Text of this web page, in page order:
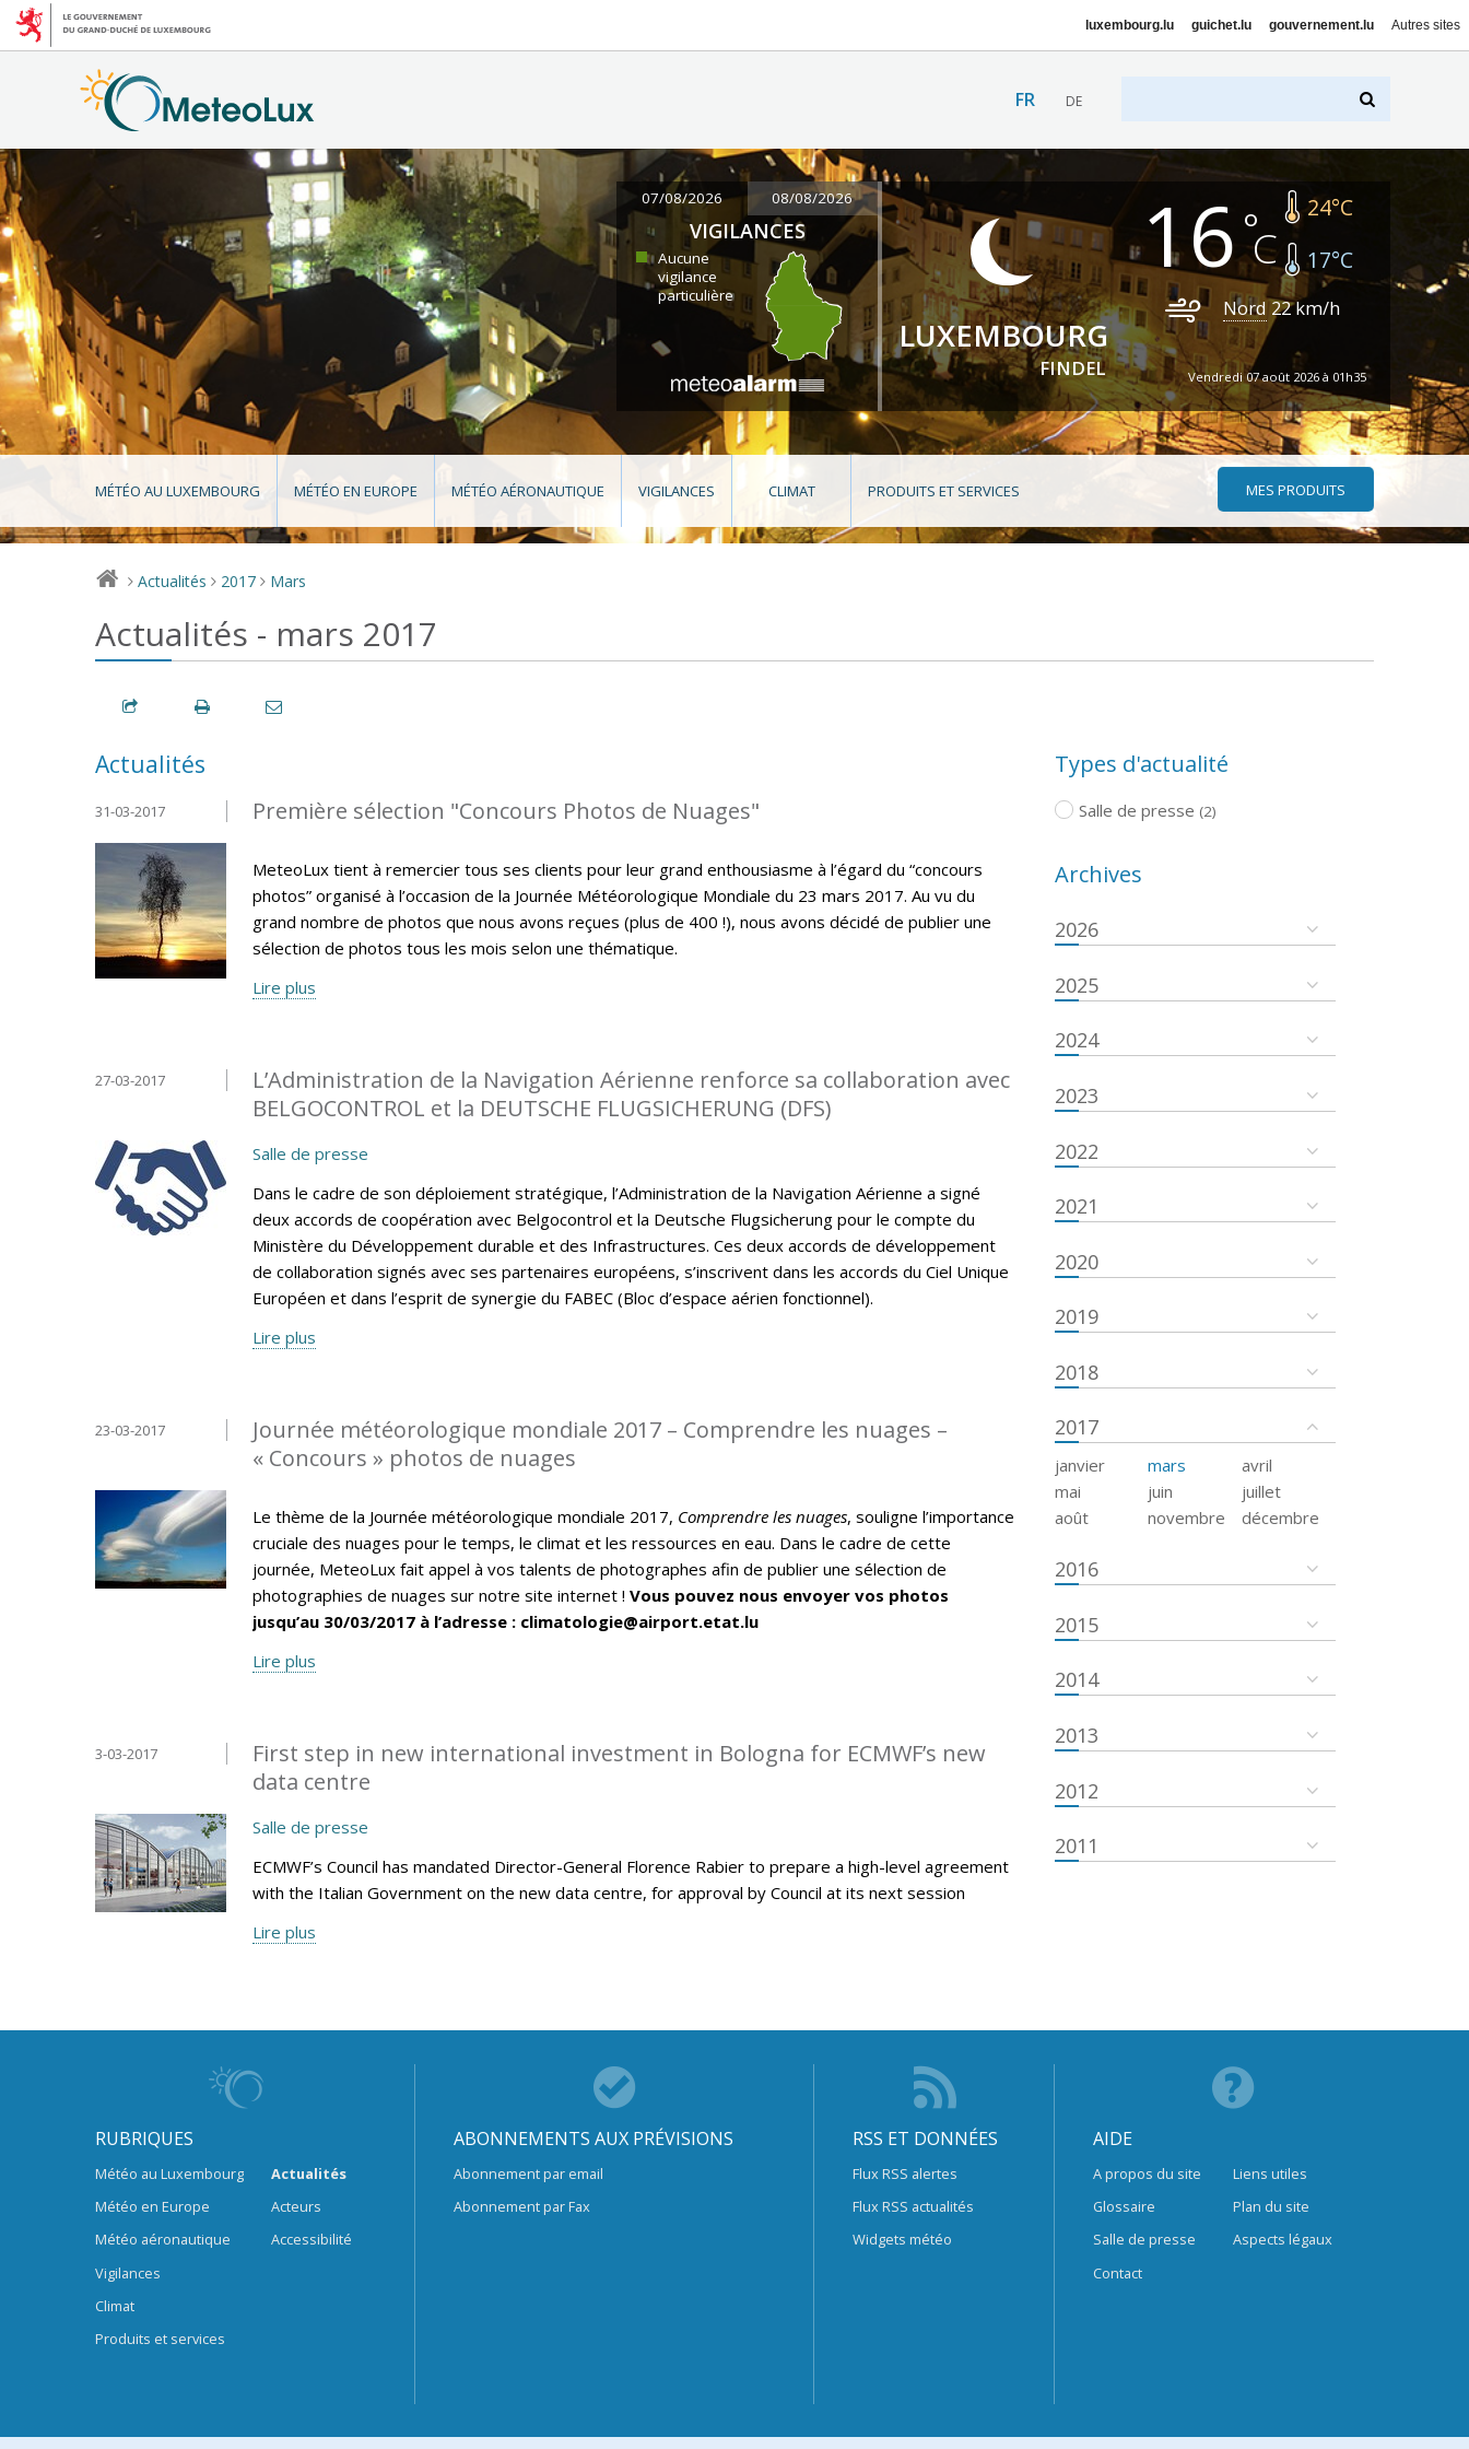
luxembourg.lu guichet.lu gouvernement.lu Autres sites
FR DE
07/08/2026 08/08/2026
VIGILANCES
Aucune
vigilance
particulière
LUXEMBOURG
FINDEL
16 24°C
17°C
Nord 22km/h
Vendredi 07 août 2026 à 01h35
MÉTÉO AU LUXEMBOURG MÉTÉO EN EUROPE MÉTÉO AÉRONAUTIQUE VIGILANCES CLIMAT PRODUITS ET SERVICES MES PRODUITS
> Actualités > 2017 > Mars
Actualités - mars 2017
Actualités
Première sélection "Concours Photos de Nuages"
31-03-2017
MeteoLux tient à remercier tous ses clients pour leur grand enthousiasme à l’égard du “concours
photos” organisé à l’occasion de la Journée Météorologique Mondiale du 23 mars 2017. Au vu du
grand nombre de photos que nous avons reçues (plus de 400 !), nous avons décidé de publier une
sélection de photos tous les mois selon une thématique.
Lire plus
L’Administration de la Navigation Aérienne renforce sa collaboration avec
BELGOCONTROL et la DEUTSCHE FLUGSICHERUNG (DFS)
27-03-2017
Salle de presse
Dans le cadre de son déploiement stratégique, l’Administration de la Navigation Aérienne a signé
deux accords de coopération avec Belgocontrol et la Deutsche Flugsicherung pour le compte du
Ministère du Développement durable et des Infrastructures. Ces deux accords de développement
de collaboration signés avec ses partenaires européens, s’inscrivent dans les accords du Ciel Unique
Européen et dans l’esprit de synergie du FABEC (Bloc d’espace aérien fonctionnel).
Lire plus
Journée météorologique mondiale 2017 – Comprendre les nuages –
« Concours » photos de nuages
23-03-2017
Le thème de la Journée météorologique mondiale 2017, Comprendre les nuages, souligne l’importance
cruciale des nuages pour le temps, le climat et les ressources en eau. Dans le cadre de cette
journée, MeteoLux fait appel à vos talents de photographes afin de publier une sélection de
photographies de nuages sur notre site internet ! Vous pouvez nous envoyer vos photos
jusqu’au 30/03/2017 à l’adresse : climatologie@airport.etat.lu
Lire plus
First step in new international investment in Bologna for ECMWF’s new
data centre
3-03-2017
Salle de presse
ECMWF’s Council has mandated Director-General Florence Rabier to prepare a high-level agreement
with the Italian Government on the new data centre, for approval by Council at its next session
Lire plus
Types d'actualité
Salle de presse (2)
Archives
2026
2025
2024
2023
2022
2021
2020
2019
2018
2017
janvier mars
avril
mai
juin
juillet
août
novembre décembre
2016
2015
2014
2013
2012
2011
RUBRIQUES
Météo au Luxembourg
Météo en Europe
Météo aéronautique
Vigilances
Climat
Produits et services
Actualités
Acteurs
Accessibilité
ABONNEMENTS AUX PRÉVISIONS
Abonnement par email
Abonnement par Fax
RSS ET DONNÉES
Flux RSS alertes
Flux RSS actualités
Widgets météo
AIDE
A propos du site
Glossaire
Salle de presse
Contact
Liens utiles
Plan du site
Aspects légaux